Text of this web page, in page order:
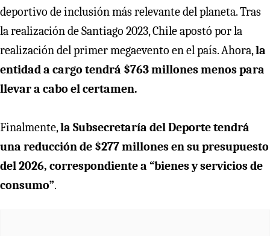
deportivo de inclusión más relevante del planeta. Tras
la realización de Santiago 2023, Chile apostó por la
realización del primer megaevento en el país. Ahora,la
entidad a cargo tendrá $763 millones menos para
llevar a cabo el certamen.
Finalmente,la Subsecretaría del Deporte tendrá
una reducción de $277 millones en su presupuesto
del 2026, correspondiente a “bienes y servicios de
consumo”.